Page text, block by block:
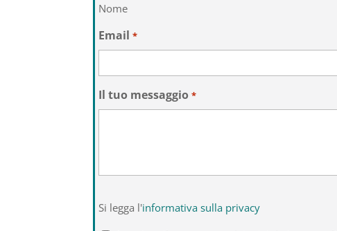
Nome
Email *
Il tuo messaggio *
legga
Si legga l'informativa sulla privacy